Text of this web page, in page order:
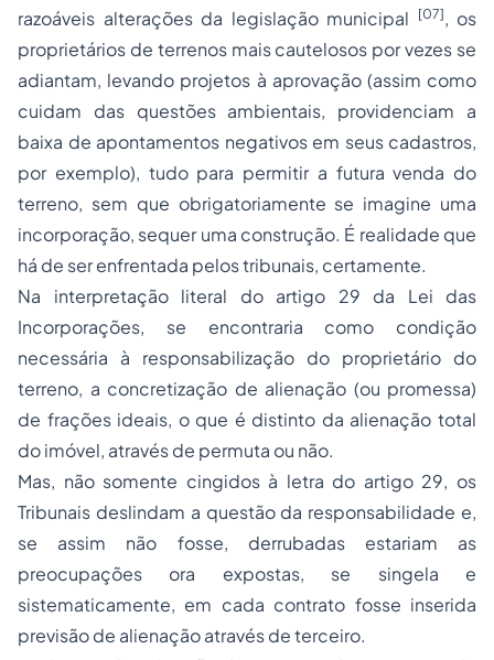
razoáveis alterações da legislação municipal
[07], os
proprietários de terrenos mais cautelosos por vezes se
adiantam, levando projetos à aprovação (assim como
cuidam das questões ambientais, providenciam a
baixa de apontamentos negativos em seus cadastros,
por exemplo), tudo para permitir a futura venda do
terreno, sem que obrigatoriamente se imagine uma
incorporação, sequer uma construção. É realidade que
há de ser enfrentada pelos tribunais, certamente.
Na interpretação literal do artigo 29 da Lei das
Incorporações, se encontraria como condição
necessária à responsabilização do proprietário do
terreno, a concretização de alienação (ou promessa)
de frações ideais, o que é distinto da alienação total
do imóvel, através de permuta ou não.
Mas, não somente cingidos à letra do artigo 29, os
Tribunais deslindam a questão da responsabilidade e,
se assim não fosse, derrubadas estariam as
preocupações ora expostas, se singela e
sistematicamente, em cada contrato fosse inserida
previsão de alienação através de terceiro.